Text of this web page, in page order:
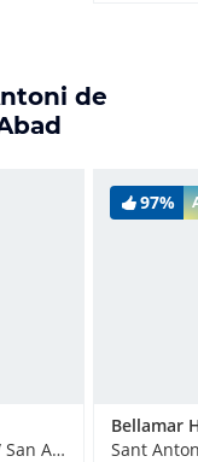
de
Sant Antoni de Portmany / San Antonio Abad, Spanien
97%